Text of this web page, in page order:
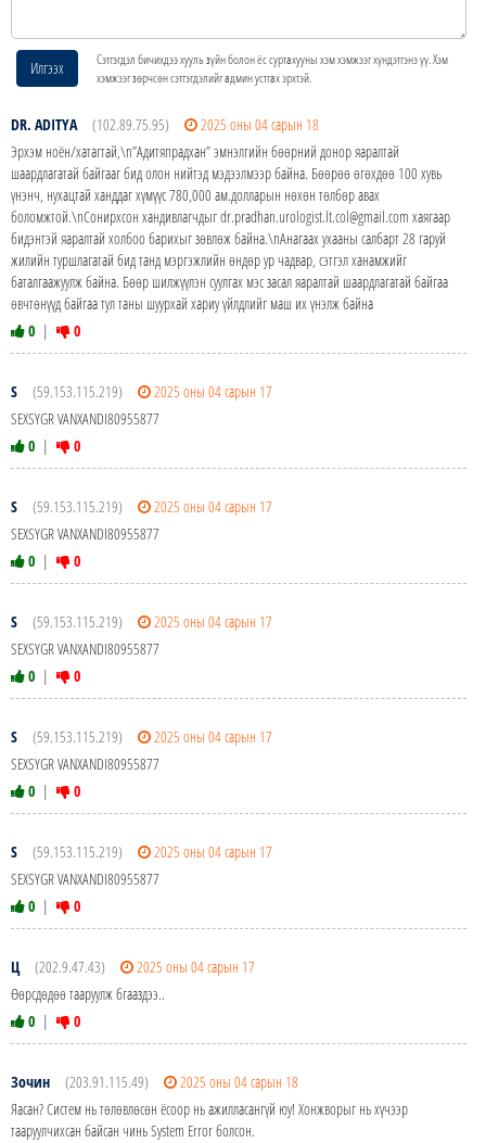
Илгээх
Сэтгэгдэл бичихдээ хууль зүйн болон ёс суртахууны хэм хэмжээг хүндэтгэнэ үү. Хэм
хэмжээг зөрчсөн сэтгэгдэлийг админ устгах эрхтэй.
DR. ADITYA (102.89.75.95)
2025 оны 04 сарын 18
Эрхэм ноён/хатагтай,\n”Адитяпрадхан” эмнэлгийн бөөрний донор яаралтай
шаардлагатай байгааг бид олон нийтэд мэдээлмээр байна. Бөөрөө өгөхдөө 100 хувь
үнэнч, нухацтай ханддаг хүмүүс 780,000 ам.долларын нөхөн төлбөр авах
боломжтой.\nСонирхсон хандивлагчдыг dr.pradhan.urologist.lt.col@gmail.com хаягаар
бидэнтэй яаралтай холбоо барихыг зөвлөж байна.\nАнагаах ухааны салбарт 28 гаруй
жилийн туршлагатай бид танд мэргэжлийн өндөр ур чадвар, сэтгэл ханамжийг
баталгаажуулж байна. Бөөр шилжүүлэн суулгах мэс засал яаралтай шаардлагатай байгаа
өвчтөнүүд байгаа тул таны шуурхай хариу үйлдлийг маш их үнэлж байна
0 | 0
S (59.153.115.219)
2025 оны 04 сарын 17
SEXSYGR VANXANDI80955877
0 | 0
S (59.153.115.219)
2025 оны 04 сарын 17
SEXSYGR VANXANDI80955877
0 | 0
S (59.153.115.219)
2025 оны 04 сарын 17
SEXSYGR VANXANDI80955877
0 | 0
S (59.153.115.219)
2025 оны 04 сарын 17
SEXSYGR VANXANDI80955877
0 | 0
S (59.153.115.219)
2025 оны 04 сарын 17
SEXSYGR VANXANDI80955877
0 | 0
Ц (202.9.47.43)
2025 оны 04 сарын 17
Өөрсдөдөө тааруулж бгааздээ..
0 | 0
Зочин (203.91.115.49)
2025 оны 04 сарын 18
Яасан? Систем нь төлөвлөсөн ёсоор нь ажилласангүй юу! Хонжворыг нь хүчээр
тааруулчихсан байсан чинь System Error болсон.